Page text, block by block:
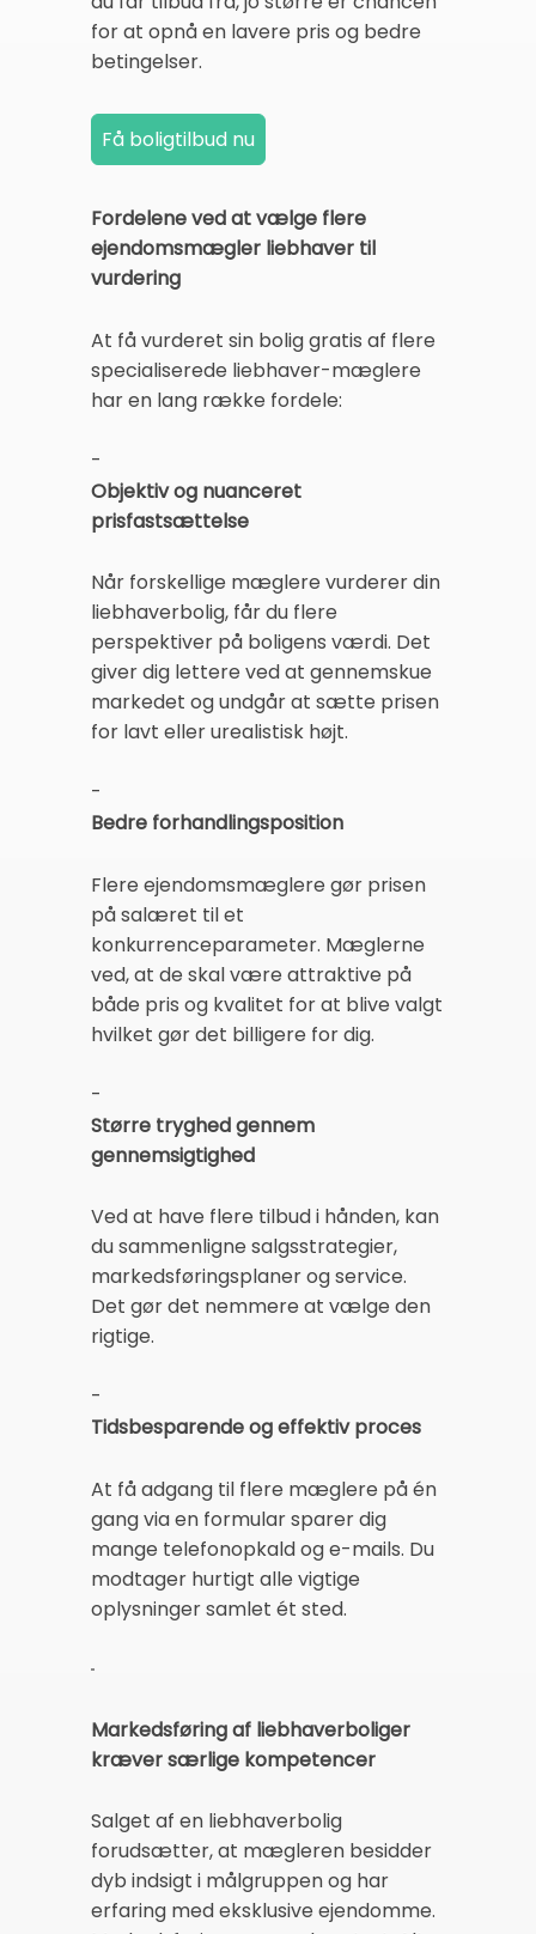
for at opnå en lavere pris og bedre
betingelser.
Fordelene ved at vælge flere
ejendomsmægler liebhaver til
vurdering
At få vurderet sin bolig gratis af flere
specialiserede liebhaver-mæglere
har en lang række fordele:
-
Objektiv og nuanceret
prisfastsættelse
Når forskellige mæglere vurderer din
liebhaverbolig, får du flere
perspektiver på boligens værdi. Det
giver dig lettere ved at gennemskue
markedet og undgår at sætte prisen
for lavt eller urealistisk højt.
-
Bedre forhandlingsposition
Flere ejendomsmæglere gør prisen
på salæret til et
konkurrenceparameter. Mæglerne
ved, at de skal være attraktive på
både pris og kvalitet for at blive valgt
hvilket gør det billigere for dig.
-
Større tryghed gennem
gennemsigtighed
Ved at have flere tilbud i hånden, kan
du sammenligne salgsstrategier,
markedsføringsplaner og service.
Det gør det nemmere at vælge den
rigtige.
-
Tidsbesparende og effektiv proces
At få adgang til flere mæglere på én
gang via en formular sparer dig
mange telefonopkald og e-mails. Du
modtager hurtigt alle vigtige
oplysninger samlet ét sted.
Markedsføring af liebhaverboliger
kræver særlige kompetencer
Salget af en liebhaverbolig
forudsætter, at mægleren besidder
dyb indsigt i målgruppen og har
erfaring med eksklusive ejendomme.